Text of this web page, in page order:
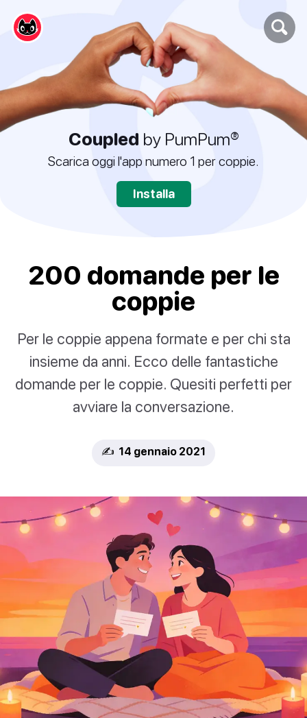
Coupled by PumPum®
Scarica oggi l'app numero 1 per coppie.
Installa
200 domande per le
coppie
Per le coppie appena formate e per chi sta
insieme da anni. Ecco delle fantastiche
domande per le coppie. Quesiti perfetti per
avviare la conversazione.
✍️ 14 gennaio 2021